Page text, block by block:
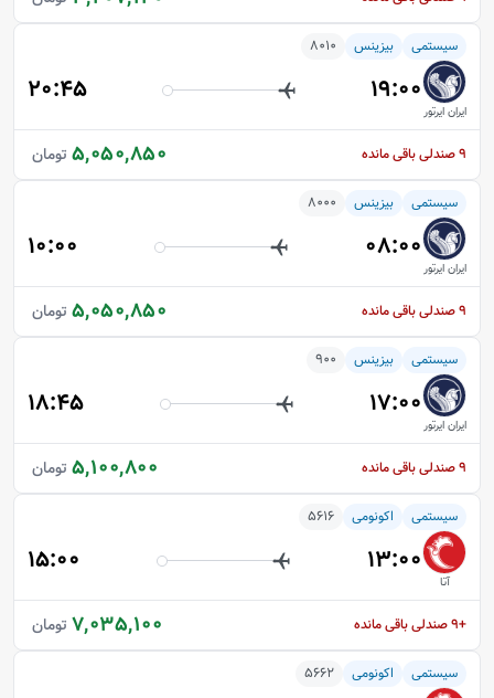
سیستمی بیزینس 8010
ایران ایرتور
19:00
20:45
5,050,850 تومان 9صندلی باقی مانده
سیستمی بیزینس 8000
ایران ایرتور
08:00
10:00
5,050,850 تومان 9صندلی باقی مانده
سیستمی بیزینس 900
ایران ایرتور
17:00
18:45
5,100,800 تومان 9صندلی باقی مانده
سیستمی اکونومی 5616
آتا
13:00
15:00
7,035,100 تومان +9 صندلی باقی مانده
سیستمی اکونومی 5662